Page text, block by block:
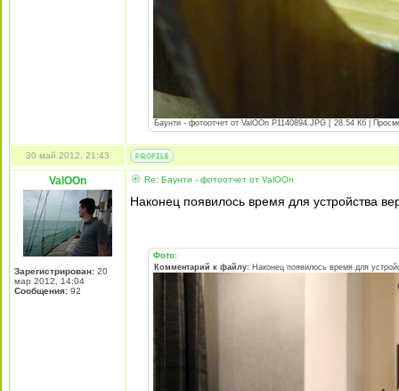
Баунти - фотоотчет от ValOOn P1140894.JPG [ 28.54 Кб |
30 май 2012, 21:43
ValOOn
Зарегистрирован: 20
мар 2012, 14:04
Сообщения: 92
Re: Баунти - фотоотчет от ValOOn
Наконец появилось время для устройства
Фото:
Комментарий к файлу: Наконец появилось время для